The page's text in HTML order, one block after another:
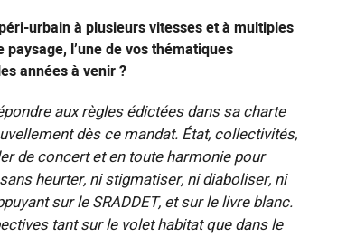
urbain à plusieurs vitesses et à multiples
l’une de vos thématiques
années à venir ?
aux règles édictées dans sa charte
dès ce mandat. État, collectivités,
de concert et en toute harmonie pour
heurter, ni stigmatiser, ni diaboliser, ni
sur le SRADDET, et sur le livre blanc.
tant sur le volet habitat que dans le